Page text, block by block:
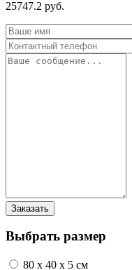
25747.2 руб.
Выбрать размер
80 x 40 x 5 см